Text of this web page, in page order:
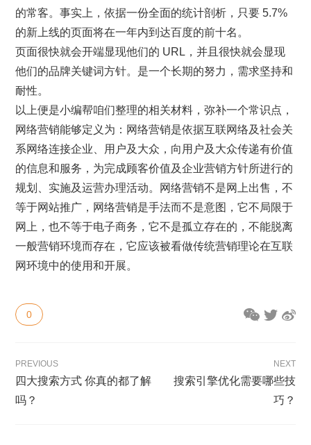
的常客。事实上，依据一份全面的统计剖析，只要 5.7%
的新上线的页面将在一年内到达百度的前十名。
页面很快就会开端显现他们的 URL，并且很快就会显现
他们的品牌关键词方针。是一个长期的努力，需求坚持和
耐性。
以上便是小编帮咱们整理的相关材料，弥补一个常识点，
网络营销能够定义为：网络营销是依据互联网络及社会关
系网络连接企业、用户及大众，向用户及大众传递有价值
的信息和服务，为完成顾客价值及企业营销方针所进行的
规划、实施及运营办理活动。网络营销不是网上出售，不
等于网站推广，网络营销是手法而不是意图，它不局限于
网上，也不等于电子商务，它不是孤立存在的，不能脱离
一般营销环境而存在，它应该被看做传统营销理论在互联
网环境中的使用和开展。
0
PREVIOUS
四大搜索方式 你真的都了解
吗？
NEXT
搜索引擎优化需要哪些技
巧？